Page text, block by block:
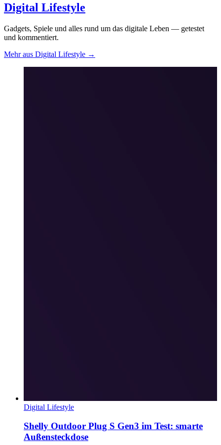
Digital Lifestyle
Gadgets, Spiele und alles rund um das digitale Leben — getestet
und kommentiert.
Mehr aus Digital Lifestyle →
Digital Lifestyle
Shelly Outdoor Plug S Gen3 im Test: smarte
Außensteckdose